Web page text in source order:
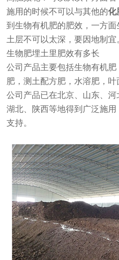
施用的时候不可以与其他的化
到生物有机肥的肥效，一方
土层不可以太深，要因地制宜
生物肥埋土里肥效有多长
公司产品主要包括生物有机
肥，测土配方肥，水溶肥，叶
公司产品已在北京、山东、河
湖北、陕西等地得到广泛施
支持。